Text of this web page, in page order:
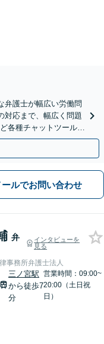
弁護士が幅広い労働問
対応まで、幅広く問題
各種チャットツール使
ールでお問い合わせ
弁
インタビューを
見る
事務所弁護士法人
三ノ宮駅
から徒歩7
分
営業時間：09:00~
20:00（土日祝
日）